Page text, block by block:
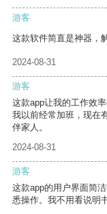
游客
这款软件简直是神器，
2024-08-31
游客
这款app让我的工作效
我以前经常加班，现在
伴家人。
2024-08-31
游客
这款app的用户界面简
悉操作。我不用看说明